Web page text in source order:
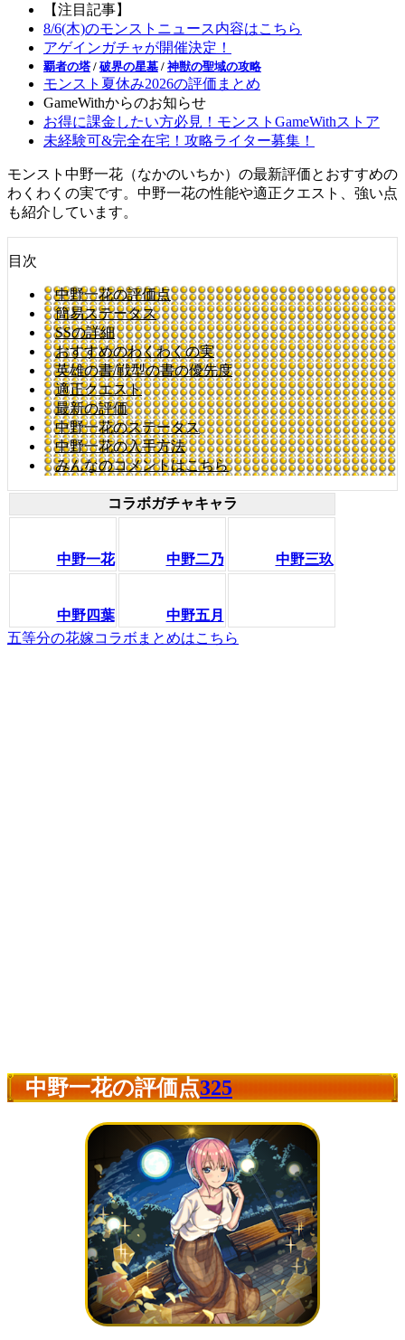
【注目記事】
8/6(木)のモンストニュース内容はこちら
アゲインガチャが開催決定！
覇者の塔 / 破界の星墓 / 神獣の聖域の攻略
モンスト夏休み2026の評価まとめ
GameWithからのお知らせ
お得に課金したい方必見！モンストGameWithストア
未経験可&完全在宅！攻略ライター募集！
モンスト中野一花（なかのいちか）の最新評価とおすすめの
わくわくの実です。中野一花の性能や適正クエスト、強い点
も紹介しています。
目次
中野一花の評価点
簡易ステータス
SSの詳細
おすすめのわくわくの実
英雄の書/戦型の書の優先度
適正クエスト
最新の評価
中野一花のステータス
中野一花の入手方法
みんなのコメントはこちら
コラボガチャキャラ
中野一花 中野二乃 中野三玖
中野四葉
中野五月
五等分の花嫁コラボまとめはこちら
中野一花の評価点325